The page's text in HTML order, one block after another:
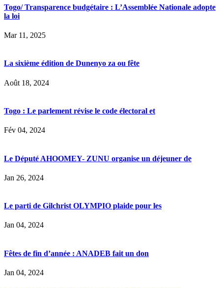
Togo/ Transparence budgétaire : L’Assemblée Nationale adopte
la loi
Mar 11, 2025
La sixième édition de Dunenyo za ou fête
Août 18, 2024
Togo : Le parlement révise le code électoral et
Fév 04, 2024
Le Député AHOOMEY- ZUNU organise un déjeuner de
Jan 26, 2024
Le parti de Gilchrist OLYMPIO plaide pour les
Jan 04, 2024
Fêtes de fin d’année : ANADEB fait un don
Jan 04, 2024